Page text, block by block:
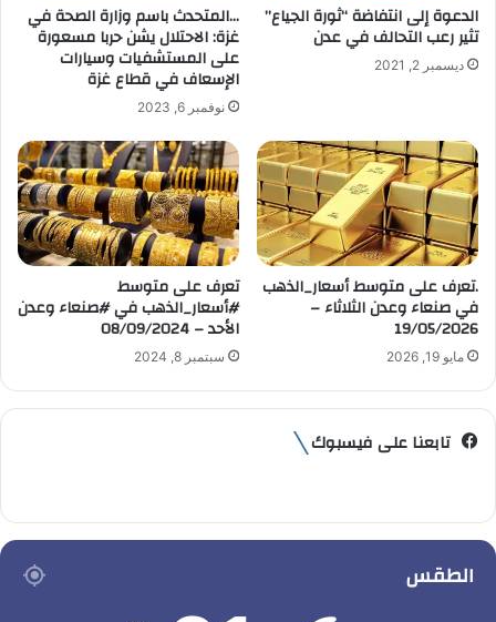
ر
و
ن
الدعوة إلى انتفاضة “ثورة الجياع”
تثير رعب التحالف في عدن
ديسمبر 2, 2021
…المتحدث باسم وزارة الصحة في
غزة: الاحتلال يشن حربا مسعورة
على المستشفيات وسيارات
الإسعاف في قطاع غزة
نوفمبر 6, 2023
.تعرف على متوسط أسعار_الذهب
في صنعاء وعدن الثلاثاء –
19/05/2026
مايو 19, 2026
تعرف على متوسط
#أسعار_الذهب في #صنعاء وعدن
الأحد – 08/09/2024
سبتمبر 8, 2024
تابعنا على فيسبوك
الطقس